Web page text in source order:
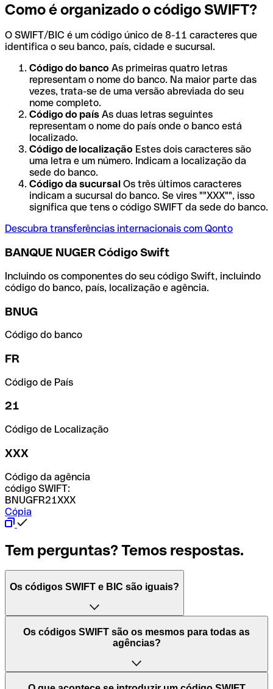
Como é organizado o código SWIFT?
O SWIFT/BIC é um código único de 8-11 caracteres que
identifica o seu banco, país, cidade e sucursal.
Código do banco As primeiras quatro letras
representam o nome do banco. Na maior parte das
vezes, trata-se de uma versão abreviada do seu
nome completo.
Código do país As duas letras seguintes
representam o nome do país onde o banco está
localizado.
Código de localização Estes dois caracteres são
uma letra e um número. Indicam a localização da
sede do banco.
Código da sucursal Os três últimos caracteres
indicam a sucursal do banco. Se vires ""XXX"", isso
significa que tens o código SWIFT da sede do banco.
Descubra transferências internacionais com Qonto
BANQUE NUGER Código Swift
Incluindo os componentes do seu código Swift, incluindo
código do banco, país, localização e agência.
BNUG
Código do banco
FR
Código de País
21
Código de Localização
XXX
Código da agência
código SWIFT:
BNUGFR21XXX
Cópia
Tem perguntas? Temos respostas.
Os códigos SWIFT e BIC são iguais?
O acrónimo SWIFT significa "Society for Worldwide
Interbank Financial Telecommunication (Sociedade para
Mundiais)". Trata-se de uma rede mundial onde se
processam pagamentos entre países. Por outro lado, BIC
Os códigos SWIFT são os mesmos para todas as
agências?